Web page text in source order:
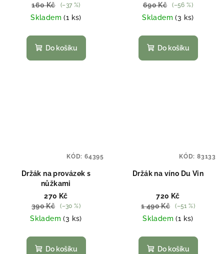
160 Kč
(–37 %)
Skladem(1 ks)
Do košíku
690 Kč
(–56 %)
Skladem(3 ks)
Do košíku
Držák na provázek s
nůžkami
270 Kč
390 Kč
(–30 %)
Skladem(3 ks)
Do košíku
KÓD: 64395
Držák na víno Du Vin
720 Kč
1 490 Kč
(–51 %)
Skladem(1 ks)
Do košíku
KÓD: 83133